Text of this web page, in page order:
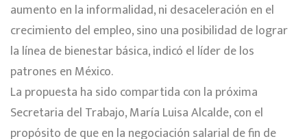
aumento en la informalidad, ni desaceleración en el
crecimiento del empleo, sino una posibilidad de lograr
la línea de bienestar básica, indicó el líder de los
patrones en México.
La propuesta ha sido compartida con la próxima
Secretaria del Trabajo, María Luisa Alcalde, con el
propósito de que en la negociación salarial de fin de